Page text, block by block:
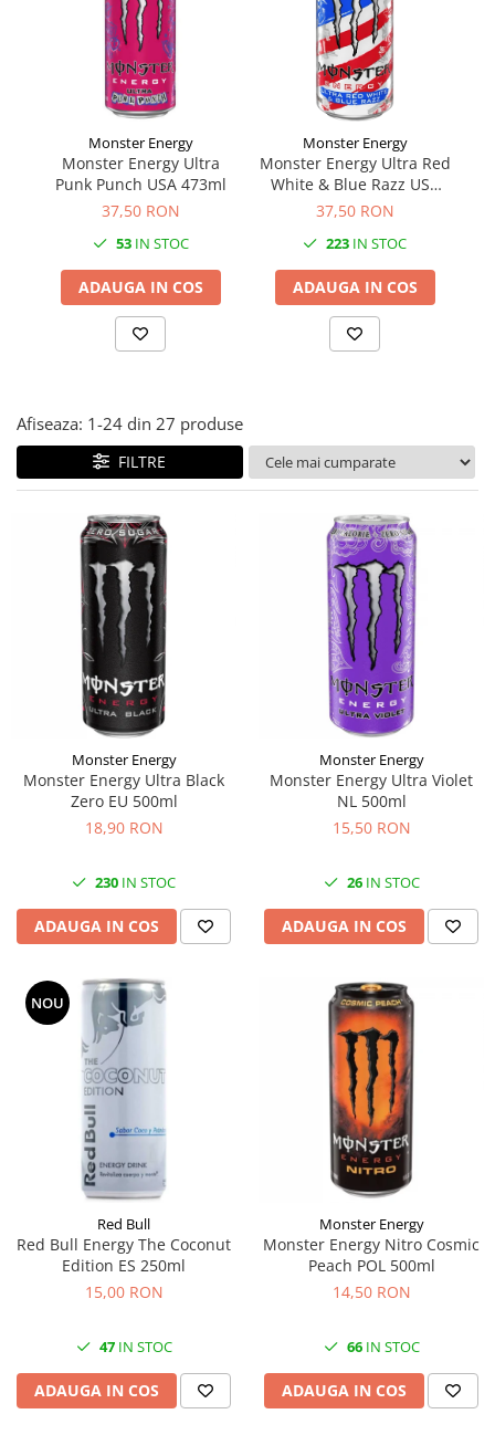
Făină italiană
Condimente & Sare
Zahăr & Îndulcitori
Lapte & Condensat
Gran Cucina
Creme & Esente
Paste Italiene
Monster Energy
Monster Energy Ultra
Punk Punch USA 473ml
37,50 RON
53IN STOC
ADAUGA IN COS
Monster Energy
Monster Energy Ultra Red
White & Blue Razz USA
473ml
37,50 RON
223 IN STOC
ADAUGA IN COS
Afiseaza: 1-24 din 27 produse
FILTRE
Monster Energy
Monster Energy Ultra Black
Zero EU 500ml
18,90 RON
230 IN STOC
ADAUGA IN COS
Monster Energy
Monster Energy Ultra Violet
NL 500ml
15,50 RON
26IN STOC
ADAUGA IN COS
NOU
Red Bull
Red Bull Energy The Coconut
Edition ES 250ml
15,00 RON
47IN STOC
ADAUGA IN COS
Monster Energy
Monster Energy Nitro Cosmic
Peach POL 500ml
14,50 RON
66IN STOC
ADAUGA IN COS